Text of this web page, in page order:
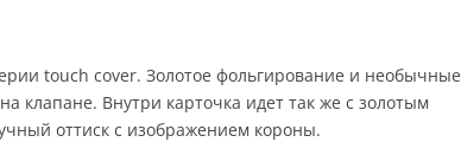
touch cover. Золотое фольгирование и необычные
клапане. Внутри карточка идет так же с золотым
оттиск с изображением короны.